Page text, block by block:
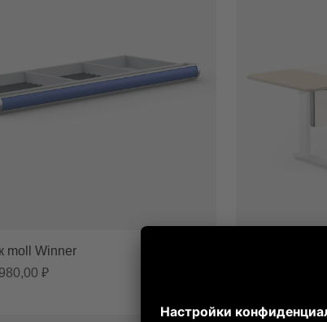
moll Winner
₽Диапазон цен: 16.250,00 ₽ – 18.980,00 ₽